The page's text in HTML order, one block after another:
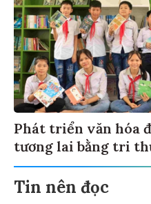
Phát triển văn hóa
tương lai bằng tri
Tin nên đọc